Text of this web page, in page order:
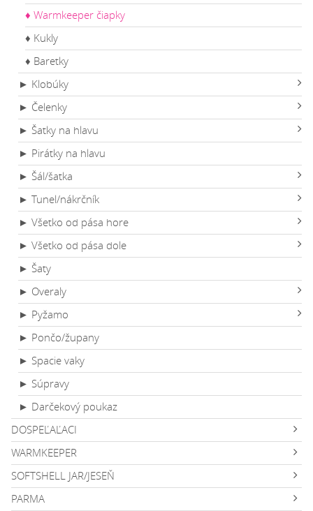
♦ Warmkeeper čiapky
♦ Kukly
♦ Baretky
► Klobúky
► Čelenky
► Šatky na hlavu
► Pirátky na hlavu
► Šál/šatka
► Tunel/nákrčník
► Všetko od pása hore
► Všetko od pása dole
► Šaty
► Overaly
► Pyžamo
► Pončo/župany
► Spacie vaky
► Súpravy
► Darčekový poukaz
DOSPEĽAĽACI
WARMKEEPER
SOFTSHELL JAR/JESEŇ
PARMA